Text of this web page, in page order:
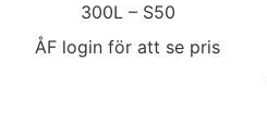
300L – S50
ÅF login för att se pris